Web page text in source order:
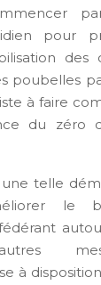
pour
des
poubelles
à faire
du zéro
une telle
le
à